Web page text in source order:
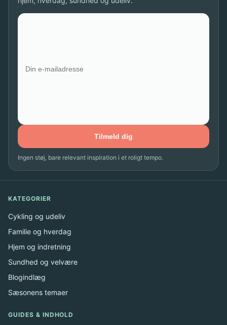
Tilmeld dig
Ingen støj, bare relevant inspiration i et roligt tempo.
KATEGORIER
Cykling og udeliv
Familie og hverdag
Hjem og indretning
Sundhed og velvære
Blogindlæg
Sæsonens temaer
GUIDES & INDHOLD